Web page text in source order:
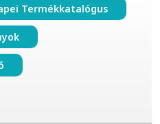
Termékkatalógus